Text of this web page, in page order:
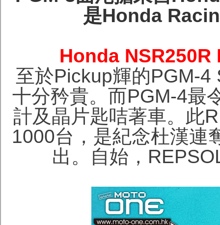
是Honda
Honda NSR250R
至於Pickup輝的PGM-4
十分矜貴。而PGM-4最
計及晶片匙咭著車。此
1000台，是紀念杜漢連
出。自始，